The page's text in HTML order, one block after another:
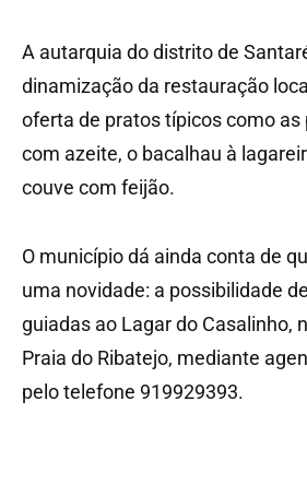
A autarquia do distrito de
dinamização da restauração
oferta de pratos típicos como
com azeite, o bacalhau à
couve com feijão.
O município dá ainda conta de
uma novidade: a possibilidade
guiadas ao Lagar do Casalinho,
Praia do Ribatejo, mediante
pelo telefone 919929393.